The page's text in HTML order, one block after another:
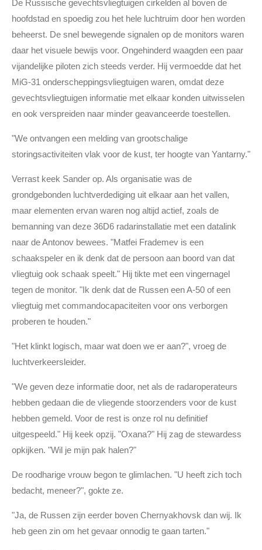
De Russische gevechtsvliegtuigen cirkelden al boven de
hoofdstad en spoedig zou het hele luchtruim door hen worden
beheerst. De snel bewegende signalen op de monitors waren
daar het visuele bewijs voor. Ongehinderd waagden een paar
vijandelijke piloten zich steeds verder. Hij vermoedde dat het
MiG-31 onderscheppingsvliegtuigen waren, omdat deze
gevechtsvliegtuigen informatie met elkaar konden uitwisselen
en ook verspreiden naar minder geavanceerde toestellen.
"We ontvangen een melding van grootschalige
storingsactiviteiten vlak voor de kust, ter hoogte van Yantarny."
Verrast keek Sander op. Als organisatie was de
grondgebonden luchtverdediging uit elkaar aan het vallen,
maar elementen ervan waren nog altijd actief, zoals de
bemanning van deze 36D6 radarinstallatie met een datalink
naar de Antonov bewees. "Matfei Frademev is een
schaakspeler en ik denk dat de persoon aan boord van dat
vliegtuig ook schaak speelt." Hij tikte met een vingernagel
tegen de monitor. "Ik denk dat de Russen een A-50 of een
vliegtuig met commandocapaciteiten voor ons verborgen
proberen te houden."
"Het klinkt logisch, maar wat doen we er aan?", vroeg de
luchtverkeersleider.
"We geven deze informatie door, net als de radaroperateurs
hebben gedaan die de vliegende stoorzenders voor de kust
hebben gemeld. Voor de rest is onze rol nu definitief
uitgespeeld." Hij keek opzij. "Oxana?" Hij zag de stewardess
opkijken. "Wil je mijn pak halen?"
De roodharige vrouw begon te glimlachen. "U heeft zich toch
bedacht, meneer?", gokte ze.
"Ja, de Russen zijn eerder boven Chernyakhovsk dan wij. Ik
heb geen zin om het gevaar onnodig te gaan tarten."